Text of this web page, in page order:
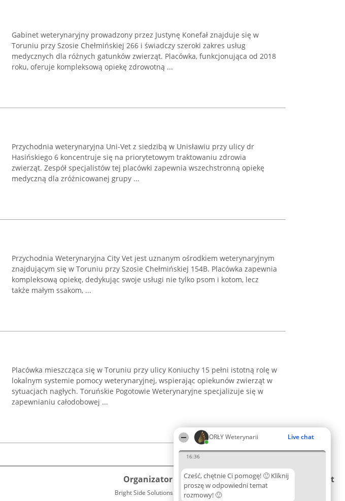
ORŁY Weterynarii Live chat
16:36
Cześć, chętnie Ci pomogę! 🙂 Kliknij
proszę w odpowiedni temat
rozmowy! 🙂
Gabinet weterynaryjny prowadzony przez Justynę Konefał znajduje się w
Toruniu przy Szosie Chełmińskiej 266 i świadczy szeroki zakres usług
medycznych dla różnych gatunków zwierząt. Placówka, funkcjonująca od 2018
roku, oferuje kompleksową opiekę zdrowotną ...
Przychodnia weterynaryjna Uni-Vet z siedzibą w Unisławiu przy ulicy dr
Hasińskiego 6 koncentruje się na priorytetowym traktowaniu zdrowia
zwierząt. Zespół specjalistów tej placówki zapewnia wszechstronną opiekę
medyczną dla zróżnicowanej grupy ...
Przychodnia Weterynaryjna City Vet jest uznanym ośrodkiem weterynaryjnym
znajdującym się w Toruniu przy Szosie Chełmińskiej 154B. Placówka zapewnia
kompleksową opiekę, dedykując swoje usługi nie tylko psom i kotom, lecz
także małym ssakom, ...
Placówka mieszcząca się w Toruniu przy ulicy Koniuchy 15 pełni istotną rolę w
lokalnym systemie pomocy weterynaryjnej, wspierając opiekunów zwierząt w
sytuacjach nagłych. Toruńskie Pogotowie Weterynaryjne specjalizuje się w
zapewnianiu całodobowej ...
Organizator plebiscytu
Bright Side Solutions sp. z o. o. sp. k.
Plebiscyt Kontakt